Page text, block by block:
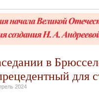
в
для
2024